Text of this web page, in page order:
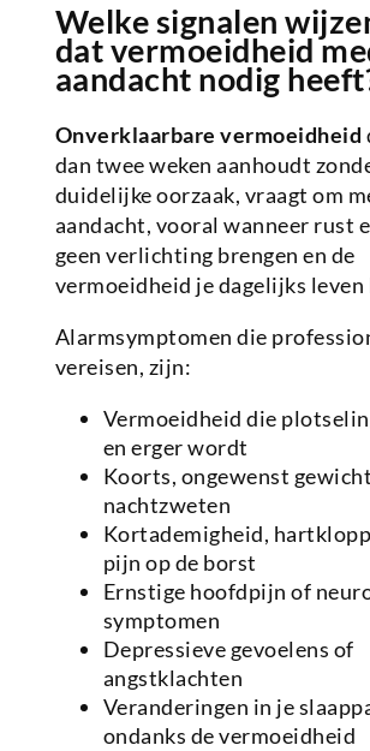
Welke signalen
dat vermoeidheid
aandacht nodig
Onverklaarbare vermoeidheid
dan twee weken aanhoudt
duidelijke oorzaak, vraagt om
aandacht, vooral wanneer rust
geen verlichting brengen en de
vermoeidheid je dagelijks leven
Alarmsymptomen die
vereisen, zijn:
Vermoeidheid die
en erger wordt
Koorts, ongewenst
nachtzweten
Kortademigheid,
pijn op de borst
Ernstige hoofdpijn of
symptomen
Depressieve gevoelens of
angstklachten
Veranderingen in je
ondanks de vermoeidheid